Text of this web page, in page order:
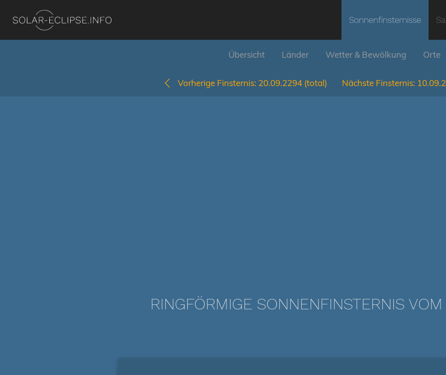
Sonnenfinsternisse
Übersicht Länder Wetter & Bewölkung Orte
Vorherige Finsternis: 20.09.2294 (total) Nächste Finsternis:
RINGFÖRMIGE SONNENFINSTERNIS